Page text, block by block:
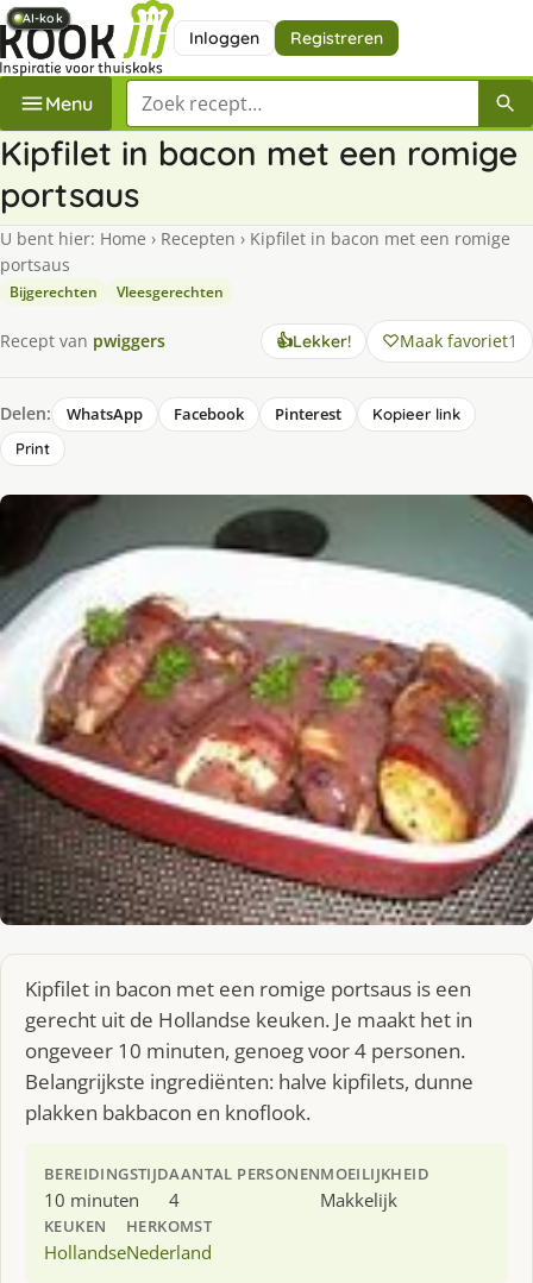
Inloggen Registreren
Menu Zoek een recept
Kipfilet in bacon met een romige
portsaus
U bent hier: Home › Recepten › Kipfilet in bacon met een romige
portsaus
Bijgerechten Vleesgerechten
Recept van pwiggers 👍Lekker! Maak favoriet1
Delen: WhatsApp Facebook Pinterest
Kopieer link
Print
Kipfilet in bacon met een romige portsaus is een
gerecht uit de Hollandse keuken. Je maakt het in
ongeveer 10 minuten, genoeg voor 4 personen.
Belangrijkste ingrediënten: halve kipfilets, dunne
plakken bakbacon en knoflook.
BEREIDINGSTIJD
10 minuten
AANTAL PERSONEN
4
MOEILIJKHEID
Makkelijk
KEUKEN
Hollandse
HERKOMST
Nederland
AI-kok
AI-kok
AI-kok
AI-kok
AI-kok
AI-kok
AI-kok